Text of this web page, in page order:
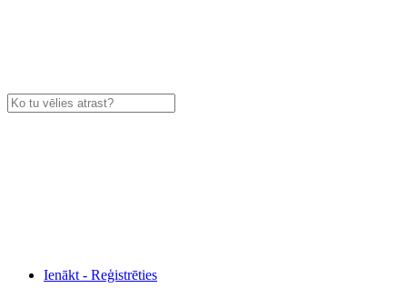
Ienākt - Reģistrēties